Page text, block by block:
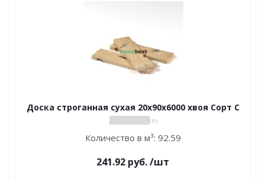
Доска строганная сухая 20х90х6000 хвоя Сорт С
( 0 )
Количество в м³: 92.59
241.92 руб./шт